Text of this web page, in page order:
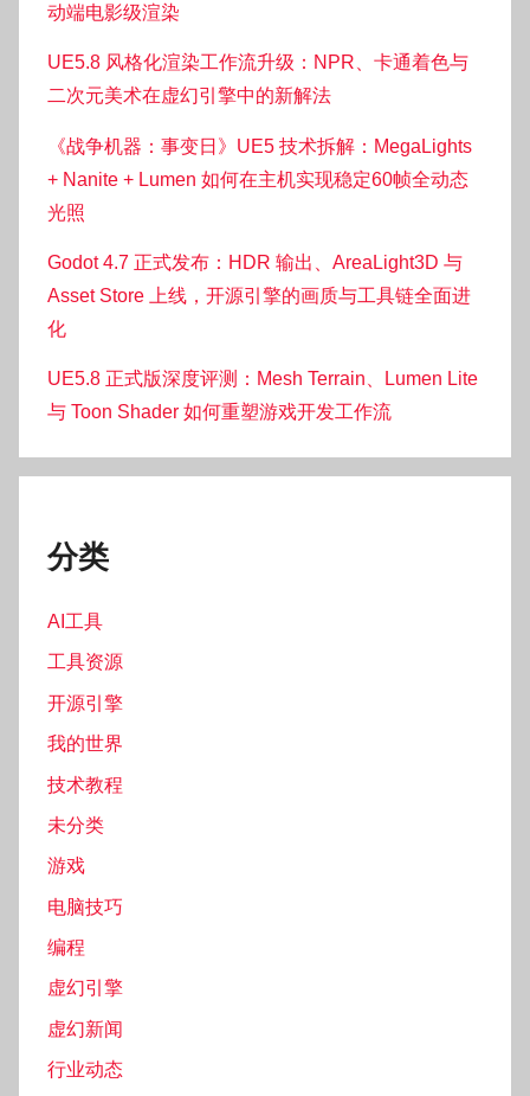
动端电影级渲染
UE5.8 风格化渲染工作流升级：NPR、卡通着色与
二次元美术在虚幻引擎中的新解法
《战争机器：事变日》UE5 技术拆解：MegaLights
+ Nanite + Lumen 如何在主机实现稳定60帧全动态
光照
Godot 4.7 正式发布：HDR 输出、AreaLight3D 与
Asset Store 上线，开源引擎的画质与工具链全面进
化
UE5.8 正式版深度评测：Mesh Terrain、Lumen Lite
与 Toon Shader 如何重塑游戏开发工作流
分类
AI工具
工具资源
开源引擎
我的世界
技术教程
未分类
游戏
电脑技巧
编程
虚幻引擎
虚幻新闻
行业动态